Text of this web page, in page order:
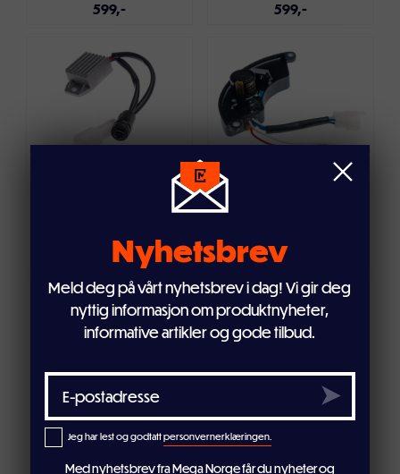
599,-
Legg i handlekurven
599,-
Legg i handlekurven
299,-
Legg i handlekurven
AVR spenningsregulator
599,-
Legg i handlekurven
PM6000/8000/7500
for PM15DT
Nyhetsbrev
Meld deg på vårt nyhetsbrev i dag! Vi gir deg
nyttig informasjon om produktnyheter,
informative artikler og gode tilbud.
Jeg har lest og godtattpersonvernerklæringen.
Med nyhetsbrev fra Mega Norge får du nyheter og